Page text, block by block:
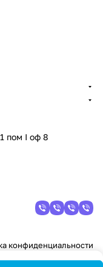
пом I оф 8
конфиденциальности